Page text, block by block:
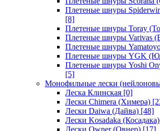
Плетеные шнуры
[8]
Плетеные шнуры Toray
Плетеные шнуры Varivas
Плетеные шнуры
Плетеные шнуры YGK
Плетеные шнуры Yoshi
[5]
Монофильные лески
Леска Клинская [0]
Лески Chimera (Химера)
Лески Daiwa (Дайва) [48]
Лески Kosadaka (Косадака)